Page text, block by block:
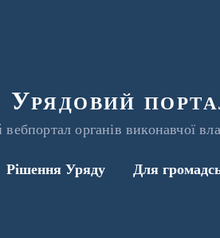
Урядовий
органів виконавчої
Рішення Уряду Для